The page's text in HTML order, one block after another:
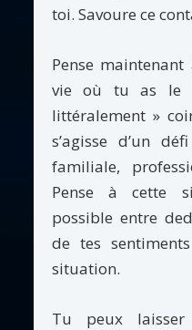
toi. Savoure ce
Pense
vie où tu as le
littéralement »
s’agisse d’un
familiale,
Pense à cette
possible entre
de tes
situation.
Tu peux